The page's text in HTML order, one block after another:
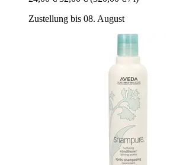
Zustellung bis 08. August